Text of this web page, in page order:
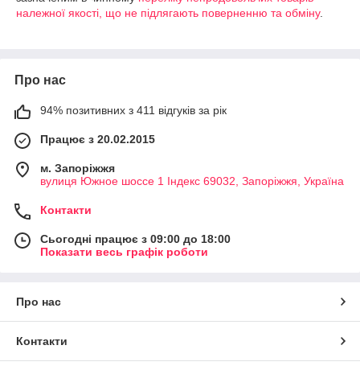
належної якості, що не підлягають поверненню та обміну.
Про нас
94% позитивних з 411 відгуків за рік
Працює з 20.02.2015
м. Запоріжжя
вулиця Южное шоссе 1 Індекс 69032, Запоріжжя, Україна
Контакти
Сьогодні працює з 09:00 до 18:00
Показати весь графік роботи
Про нас
Контакти